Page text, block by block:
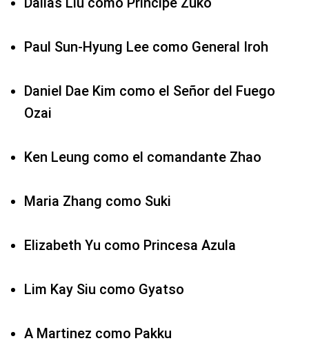
Paul Sun-Hyung Lee como General Iroh
Daniel Dae Kim como el Señor del Fuego
Ozai
Ken Leung como el comandante Zhao
Maria Zhang como Suki
Elizabeth Yu como Princesa Azula
Lim Kay Siu como Gyatso
A Martinez como Pakku